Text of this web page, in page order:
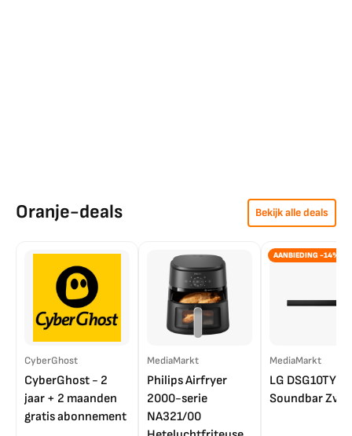
Oranje-deals Bekijk alle deals
CyberGhost
CyberGhost - 2
jaar + 2 maanden
gratis abonnement
MediaMarkt
Philips Airfryer
2000-serie
NA321/00
AANBIEDING -14%
MediaMarkt
LG DSG10TY
Soundbar